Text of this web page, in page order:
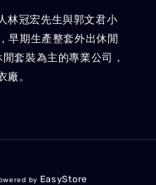
林冠宏先生與郭文君小
早期生產整套外出休閒
套裝為主的專業公司，
廠。
by EasyStore